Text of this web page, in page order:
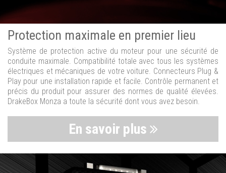
Protection maximale en premier lieu
Système de protection active du moteur pour une sécurité de
conduite maximale. Compatibilité totale avec tous les systèmes
électriques et mécaniques de votre voiture. Connecteurs Plug &
Play pour une installation rapide et facile. Contrôle permanent et
précis du produit pour assurer des normes de qualité élevées.
DrakeBox Monza a toute la sécurité dont vous avez besoin.
En savoir plus